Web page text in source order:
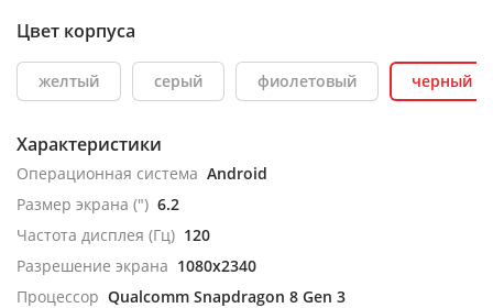
Цвет корпуса
желтый серый фиолетовый черный
Характеристики
Операционная система Android
Размер экрана (") 6.2
Частота дисплея (Гц) 120
Разрешение экрана 1080x2340
Процессор Qualcomm Snapdragon 8 Gen 3